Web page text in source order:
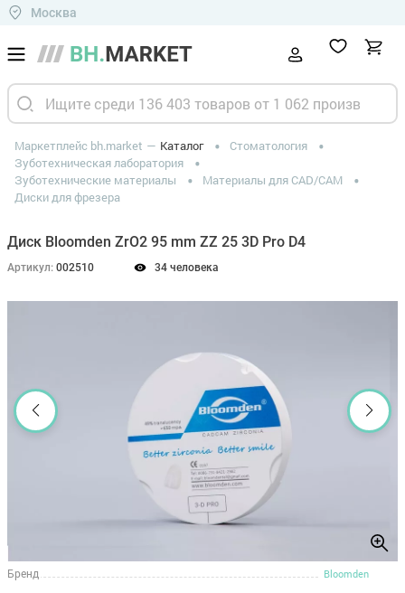
Москва
Маркетплейс bh.market Каталог
Стоматология
Зуботехническая лаборатория
Зуботехнические материалы
Материалы для CAD/CAM
Диски для фрезера
Диск Bloomden ZrO2 95 mm ZZ 25 3D Pro D4
Артикул: 002510 34 человека
Бренд Bloomden